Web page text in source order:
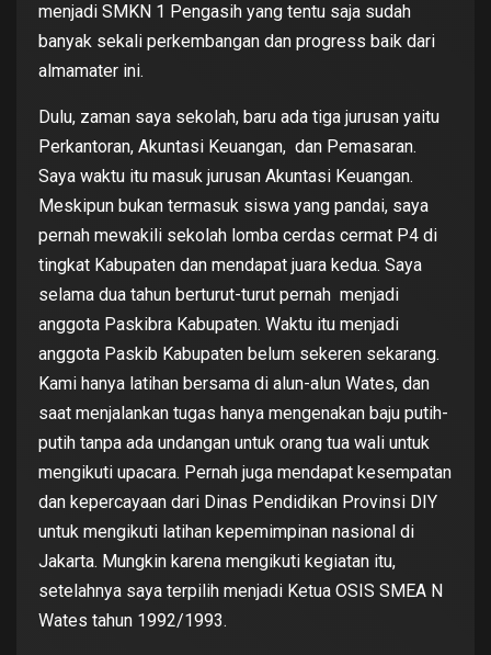
menjadi SMKN 1 Pengasih yang tentu saja sudah
banyak sekali perkembangan dan progress baik dari
almamater ini.
Dulu, zaman saya sekolah, baru ada tiga jurusan yaitu
Perkantoran, Akuntasi Keuangan, dan Pemasaran.
Saya waktu itu masuk jurusan Akuntasi Keuangan.
Meskipun bukan termasuk siswa yang pandai, saya
pernah mewakili sekolah lomba cerdas cermat P4 di
tingkat Kabupaten dan mendapat juara kedua. Saya
selama dua tahun berturut-turut pernah menjadi
anggota Paskibra Kabupaten. Waktu itu menjadi
anggota Paskib Kabupaten belum sekeren sekarang.
Kami hanya latihan bersama di alun-alun Wates, dan
saat menjalankan tugas hanya mengenakan baju putih-
putih tanpa ada undangan untuk orang tua wali untuk
mengikuti upacara. Pernah juga mendapat kesempatan
dan kepercayaan dari Dinas Pendidikan Provinsi DIY
untuk mengikuti latihan kepemimpinan nasional di
Jakarta. Mungkin karena mengikuti kegiatan itu,
setelahnya saya terpilih menjadi Ketua OSIS SMEA N
Wates tahun 1992/1993.